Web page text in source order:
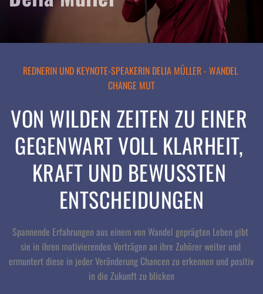
REDNERIN UND KEYNOTE-SPEAKERIN DELIA MÜLLER - WANDEL
CHANGE MUT
VON WILDEN ZEITEN ZU EINER
GEGENWART VOLL KLARHEIT,
KRAFT UND BEWUSSTEN
ENTSCHEIDUNGEN
Spannende Erfahrungen aus einem von Wandel geprägten Leben gibt
sie in ihren motivierenden Vorträgen an ihre Zuhörer weiter und
ermuntert diese in jeder Veränderung Chancen zu erkennen und positiv
in die Zukunft zu blicken